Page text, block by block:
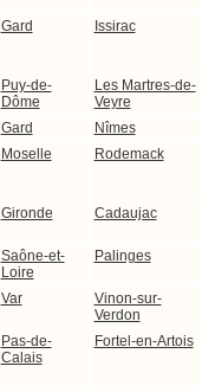
Gard Issirac
Puy-de-
Dôme
Les Martres-de-
Veyre
Gard Nîmes
Moselle Rodemack
Gironde Cadaujac
Saône-et-
Loire
Palinges
Var
Vinon-sur-
Verdon
Pas-de-
Calais
Fortel-en-Artois